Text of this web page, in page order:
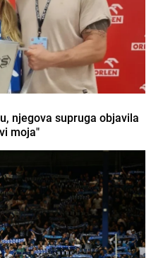
njegova supruga objavila
moja"